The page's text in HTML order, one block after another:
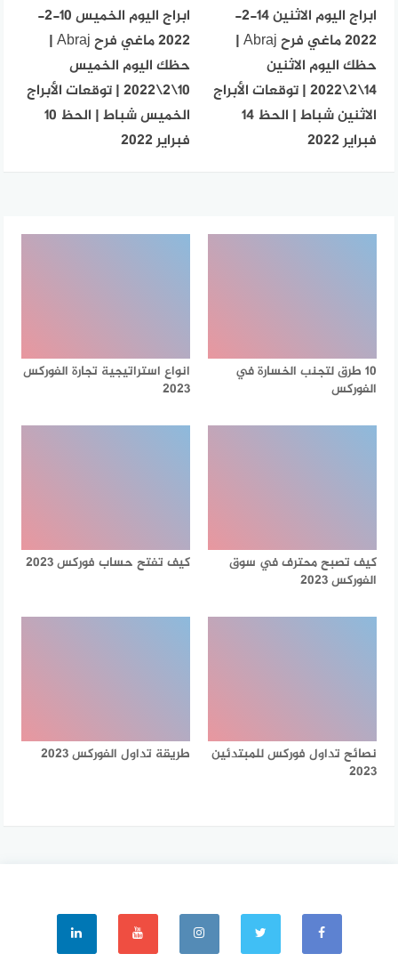
ابراج اليوم الاثنين 14-2-
2022 ماغي فرح Abraj |
حظك اليوم الاثنين
14\2\2022 | توقعات الأبراج
الاثنين شباط | الحظ 14
فبراير 2022
ابراج اليوم الخميس 10-2-
2022 ماغي فرح Abraj |
حظك اليوم الخميس
10\2\2022 | توقعات الأبراج
الخميس شباط | الحظ 10
فبراير 2022
10 طرق لتجنب الخسارة في
الفوركس
انواع استراتيجية تجارة الفوركس
2023
كيف تصبح محترف في سوق
الفوركس 2023
كيف تفتح حساب فوركس 2023
نصائح تداول فوركس للمبتدئين
2023
طريقة تداول الفوركس 2023